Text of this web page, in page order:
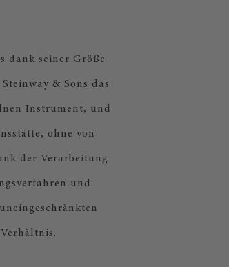
dank seiner Größe
& Sons das
Instrument, und
ohne von
der Verarbeitung
und